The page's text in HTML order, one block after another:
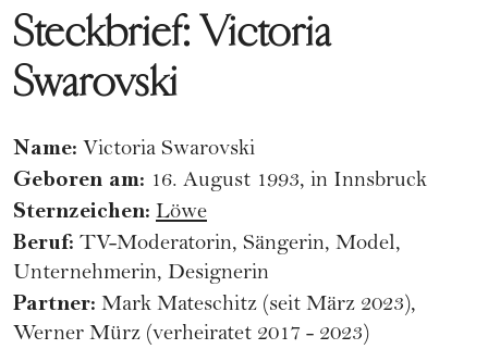
Steckbrief: Victoria
Swarovski
Name: Victoria Swarovski
Geboren am: 16. August 1993, in Innsbruck
Sternzeichen: Löwe
Beruf: TV-Moderatorin, Sängerin, Model,
Unternehmerin, Designerin
Partner: Mark Mateschitz (seit März 2023),
Werner Mürz (verheiratet 2017 - 2023)